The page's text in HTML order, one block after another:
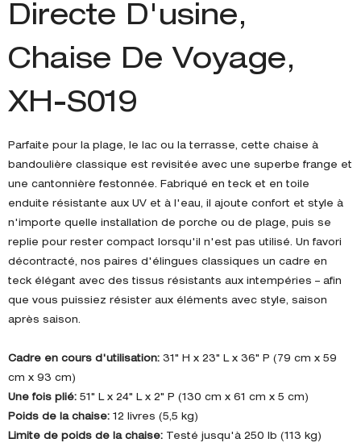
Directe D'usine,
Chaise De Voyage,
XH-S019
Parfaite pour la plage, le lac ou la terrasse, cette chaise à
bandoulière classique est revisitée avec une superbe frange et
une cantonnière festonnée. Fabriqué en teck et en toile
enduite résistante aux UV et à l'eau, il ajoute confort et style à
n'importe quelle installation de porche ou de plage, puis se
replie pour rester compact lorsqu'il n'est pas utilisé. Un favori
décontracté, nos paires d'élingues classiques un cadre en
teck élégant avec des tissus résistants aux intempéries – afin
que vous puissiez résister aux éléments avec style, saison
après saison.
Cadre en cours d'utilisation: 31" H x 23" L x 36" P (79 cm x 59
cm x 93 cm)
Une fois plié: 51" L x 24" L x 2" P (130 cm x 61 cm x 5 cm)
Poids de la chaise: 12 livres (5,5 kg)
Limite de poids de la chaise:
Testé jusqu'à 250 lb (113 kg)